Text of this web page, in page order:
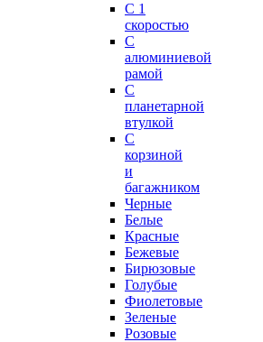
С 1
скоростью
С
алюминиевой
рамой
С
планетарной
втулкой
С
корзиной
и
багажником
Черные
Белые
Красные
Бежевые
Бирюзовые
Голубые
Фиолетовые
Зеленые
Розовые